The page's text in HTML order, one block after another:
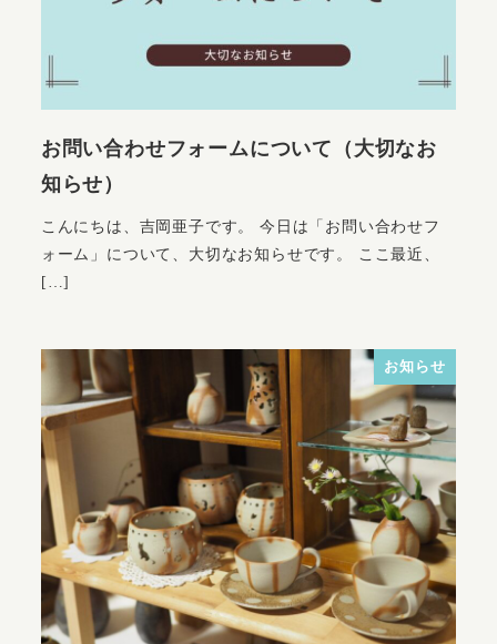
お問い合わせフォームについて（大切なお
知らせ）
こんにちは、吉岡亜子です。 今日は「お問い合わせフ
ォーム」について、大切なお知らせです。 ここ最近、
[…]
お知らせ